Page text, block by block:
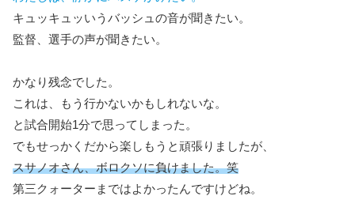
キュッキュッいうバッシュの音が聞きたい。
監督、選手の声が聞きたい。
かなり残念でした。
これは、もう行かないかもしれないな。
と試合開始1分で思ってしまった。
でもせっかくだから楽しもうと頑張りましたが、
スサノオさん、ボロクソに負けました。笑
第三クォーターまではよかったんですけどね。